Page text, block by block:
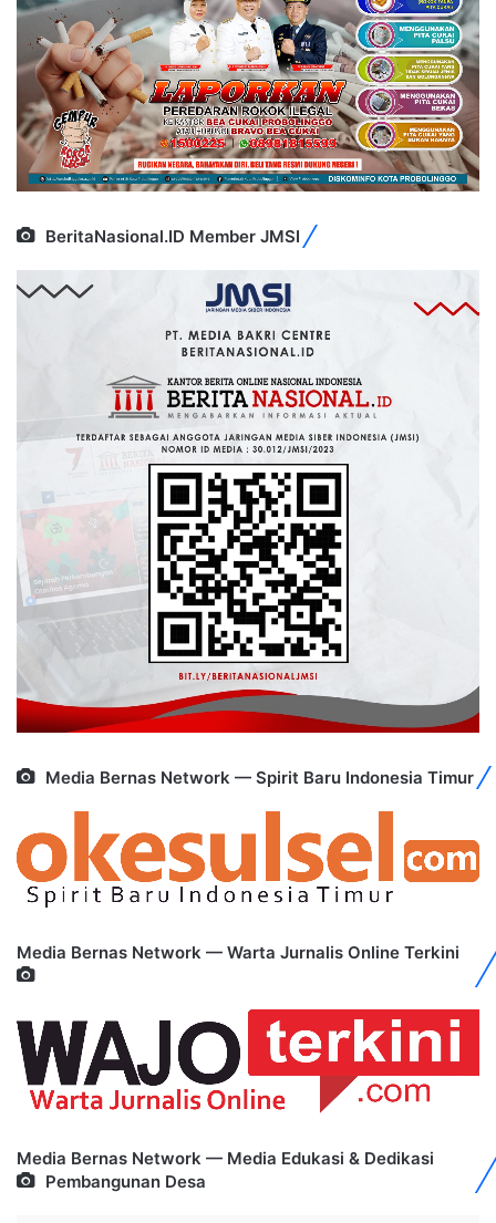
BeritaNasional.ID Member JMSI
Media Bernas Network — Spirit Baru Indonesia Timur
Media Bernas Network — Warta Jurnalis Online Terkini
Media Bernas Network — Media Edukasi & Dedikasi
Pembangunan Desa